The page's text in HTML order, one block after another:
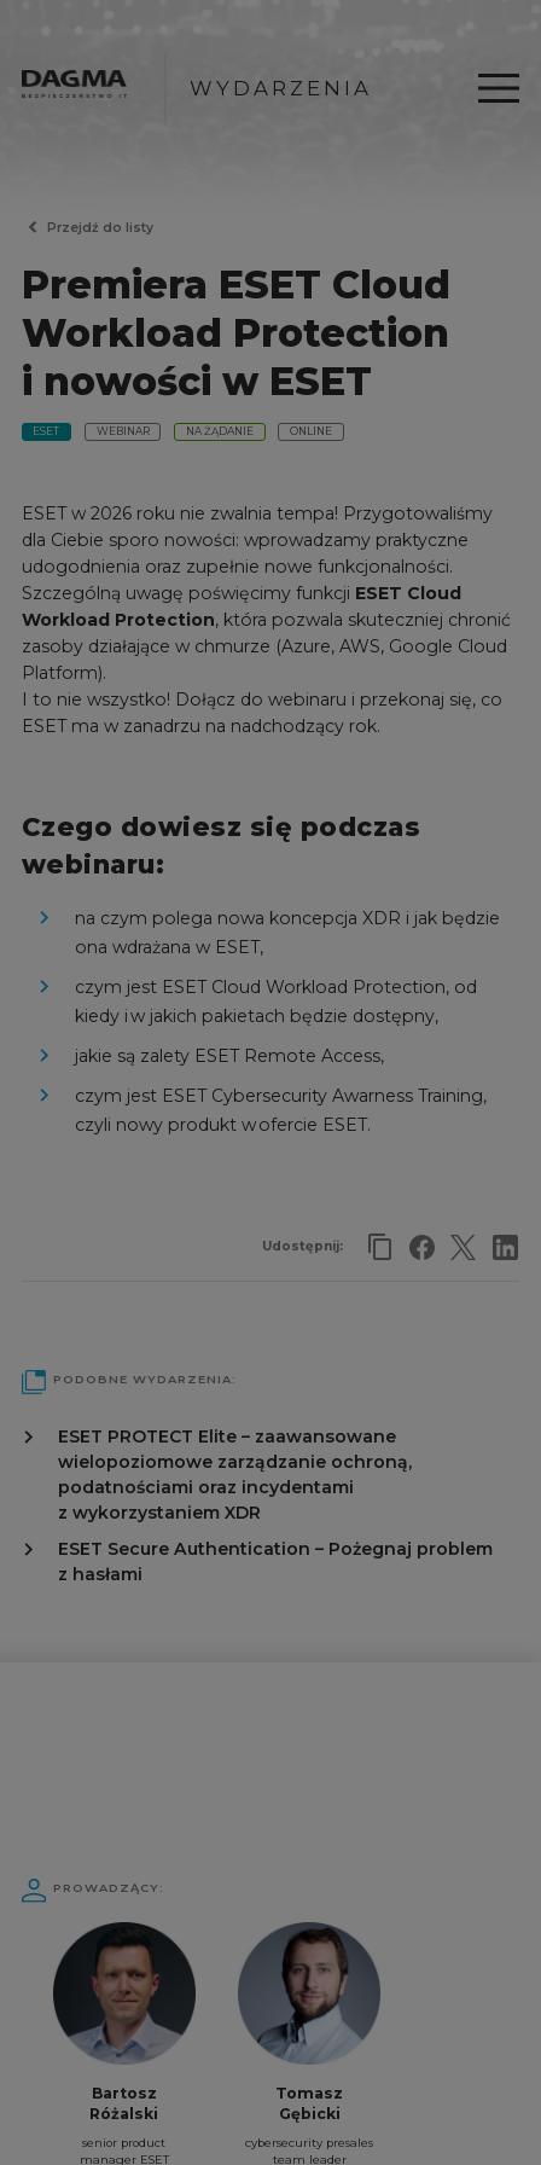
WYDARZENIA
Przejdź do listy
Premiera ESET Cloud
Workload Protection
i nowości w ESET
ESET WEBINAR NA ŻĄDANIE ONLINE
ESET w 2026 roku nie zwalnia tempa! Przygotowaliśmy
dla Ciebie sporo nowości: wprowadzamy praktyczne
udogodnienia oraz zupełnie nowe funkcjonalności.
Szczególną uwagę poświęcimy funkcji ESET Cloud
Workload Protection, która pozwala skuteczniej chronić
zasoby działające w chmurze (Azure, AWS, Google Cloud
Platform).
I to nie wszystko! Dołącz do webinaru i przekonaj się, co
ESET ma w zanadrzu na nadchodzący rok.
Czego dowiesz się podczas
webinaru:
na czym polega nowa koncepcja XDR i jak będzie
ona wdrażana w ESET,
czym jest ESET Cloud Workload Protection, od
kiedy i w jakich pakietach będzie dostępny,
jakie są zalety ESET Remote Access,
czym jest ESET Cybersecurity Awarness Training,
czyli nowy produkt w ofercie ESET.
Udostępnij:
PODOBNE WYDARZENIA:
ESET PROTECT Elite – zaawansowane
wielopoziomowe zarządzanie ochroną,
podatnościami oraz incydentami
z wykorzystaniem XDR
ESET Secure Authentication – Pożegnaj problem
z hasłami
PROWADZĄCY:
Bartosz
Różalski
senior product
manager ESET
Tomasz
Gębicki
cybersecurity presales
team leader